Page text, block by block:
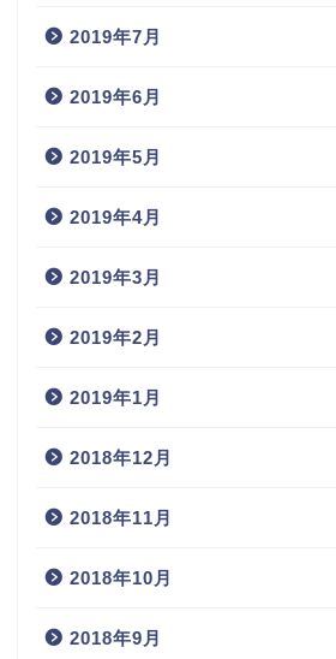
2019年7月
2019年6月
2019年5月
2019年4月
2019年3月
2019年2月
2019年1月
2018年12月
2018年11月
2018年10月
2018年9月